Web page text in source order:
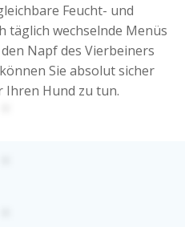
Feucht- und
täglich wechselnde Menüs
Napf des Vierbeiners
Sie absolut sicher
Ihren Hund zu tun.